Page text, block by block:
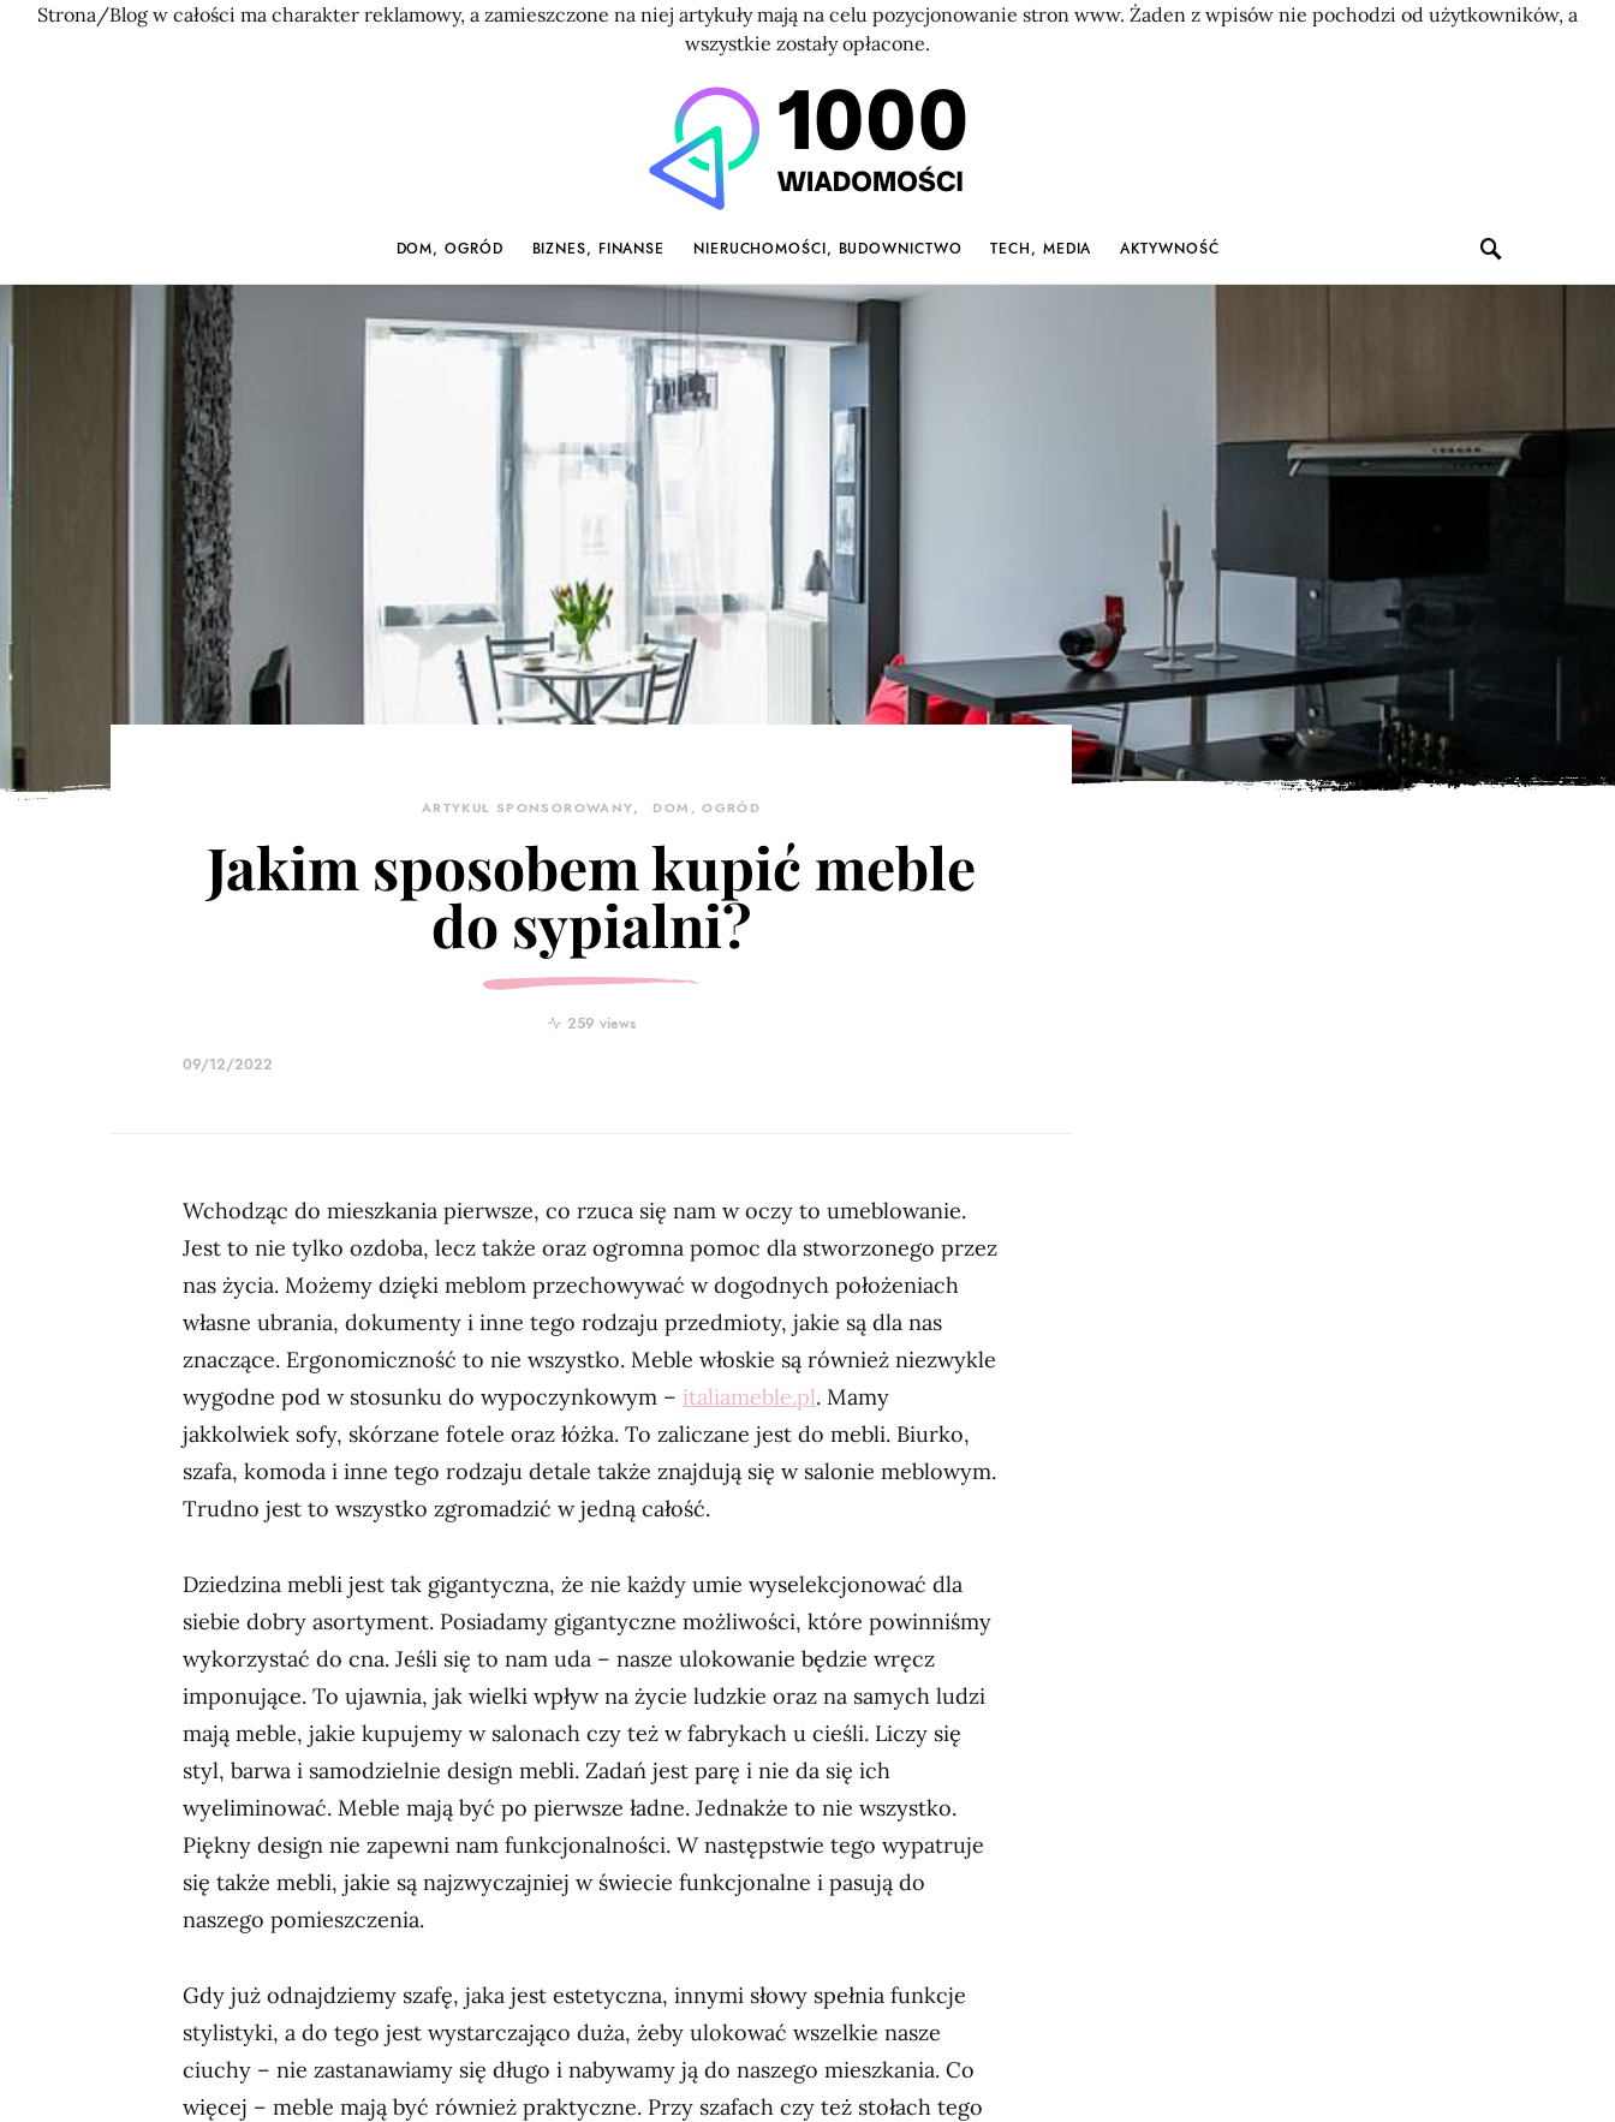
Strona/Blog w całości ma charakter reklamowy, a zamieszczone na niej artykuły mają na celu pozycjonowanie stron www. Żaden z wpisów nie pochodzi od użytkowników, a
wszystkie zostały opłacone.
DOM, OGRÓD BIZNES, FINANSE NIERUCHOMOŚCI, BUDOWNICTWO TECH, MEDIA AKTYWNOŚĆ
ARTYKUŁ SPONSOROWANY DOM, OGRÓD
Jakim sposobem kupić meble
do sypialni?
259 views
09/12/2022
Wchodząc do mieszkania pierwsze, co rzuca się nam w oczy to umeblowanie.
Jest to nie tylko ozdoba, lecz także oraz ogromna pomoc dla stworzonego przez
nas życia. Możemy dzięki meblom przechowywać w dogodnych położeniach
własne ubrania, dokumenty i inne tego rodzaju przedmioty, jakie są dla nas
znaczące. Ergonomiczność to nie wszystko. Meble włoskie są również niezwykle
wygodne pod w stosunku do wypoczynkowym – italiameble.pl. Mamy
jakkolwiek sofy, skórzane fotele oraz łóżka. To zaliczane jest do mebli. Biurko,
szafa, komoda i inne tego rodzaju detale także znajdują się w salonie meblowym.
Trudno jest to wszystko zgromadzić w jedną całość.
Dziedzina mebli jest tak gigantyczna, że nie każdy umie wyselekcjonować dla
siebie dobry asortyment. Posiadamy gigantyczne możliwości, które powinniśmy
wykorzystać do cna. Jeśli się to nam uda – nasze ulokowanie będzie wręcz
imponujące. To ujawnia, jak wielki wpływ na życie ludzkie oraz na samych ludzi
mają meble, jakie kupujemy w salonach czy też w fabrykach u cieśli. Liczy się
styl, barwa i samodzielnie design mebli. Zadań jest parę i nie da się ich
wyeliminować. Meble mają być po pierwsze ładne. Jednakże to nie wszystko.
Piękny design nie zapewni nam funkcjonalności. W następstwie tego wypatruje
się także mebli, jakie są najzwyczajniej w świecie funkcjonalne i pasują do
naszego pomieszczenia.
Gdy już odnajdziemy szafę, jaka jest estetyczna, innymi słowy spełnia funkcje
stylistyki, a do tego jest wystarczająco duża, żeby ulokować wszelkie nasze
ciuchy – nie zastanawiamy się długo i nabywamy ją do naszego mieszkania. Co
więcej – meble mają być również praktyczne. Przy szafach czy też stołach tego